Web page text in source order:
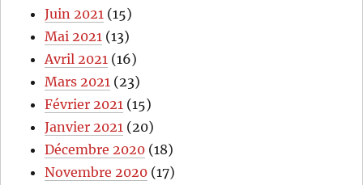
Juin 2021 (15)
Mai 2021 (13)
Avril 2021 (16)
Mars 2021 (23)
Février 2021 (15)
Janvier 2021 (20)
Décembre 2020 (18)
Novembre 2020 (17)